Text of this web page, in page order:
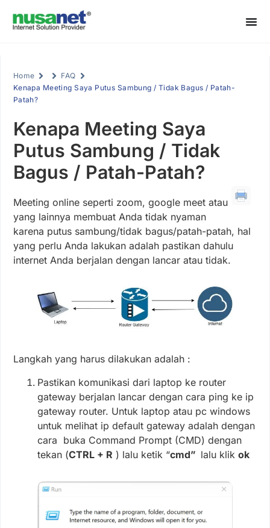
Home
FAQ
Kenapa Meeting Saya Putus Sambung / Tidak Bagus / Patah-
Patah?
Kenapa Meeting Saya
Putus Sambung / Tidak
Bagus / Patah-Patah?
Meeting online seperti zoom, google meet atau
yang lainnya membuat Anda tidak nyaman
karena putus sambung/tidak bagus/patah-patah, hal
yang perlu Anda lakukan adalah pastikan dahulu
internet Anda berjalan dengan lancar atau tidak.
Langkah yang harus dilakukan adalah :
Pastikan komunikasi dari laptop ke router
gateway berjalan lancar dengan cara ping ke ip
gateway router. Untuk laptop atau pc windows
untuk melihat ip default gateway adalah dengan
cara buka Command Prompt (CMD) dengan
tekan (CTRL + R ) lalu ketik “cmd” lalu klik ok